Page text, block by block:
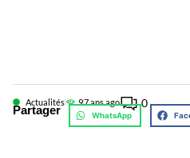
Actualités 97 ans ago 0
Partager WhatsApp